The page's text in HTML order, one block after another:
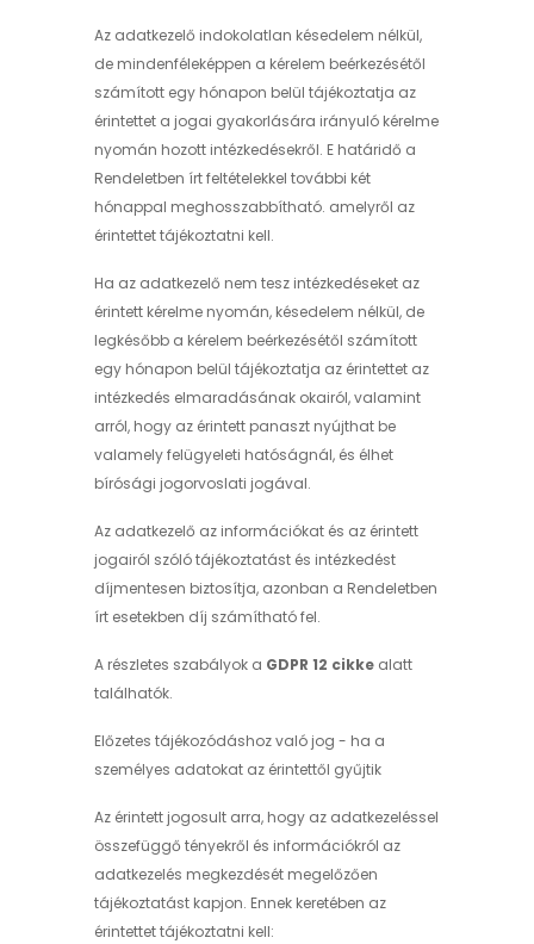
Az adatkezelő indokolatlan késedelem nélkül,
de mindenféleképpen a kérelem beérkezésétől
számított egy hónapon belül tájékoztatja az
érintettet a jogai gyakorlására irányuló kérelme
nyomán hozott intézkedésekről. E határidő a
Rendeletben írt feltételekkel további két
hónappal meghosszabbítható. amelyről az
érintettet tájékoztatni kell.
Ha az adatkezelő nem tesz intézkedéseket az
érintett kérelme nyomán, késedelem nélkül, de
legkésőbb a kérelem beérkezésétől számított
egy hónapon belül tájékoztatja az érintettet az
intézkedés elmaradásának okairól, valamint
arról, hogy az érintett panaszt nyújthat be
valamely felügyeleti hatóságnál, és élhet
bírósági jogorvoslati jogával.
Az adatkezelő az információkat és az érintett
jogairól szóló tájékoztatást és intézkedést
díjmentesen biztosítja, azonban a Rendeletben
írt esetekben díj számítható fel.
A részletes szabályok a GDPR 12 cikke alatt
találhatók.
Előzetes tájékozódáshoz való jog - ha a
személyes adatokat az érintettől gyűjtik
Az érintett jogosult arra, hogy az adatkezeléssel
összefüggő tényekről és információkról az
adatkezelés megkezdését megelőzően
tájékoztatást kapjon. Ennek keretében az
érintettet tájékoztatni kell: